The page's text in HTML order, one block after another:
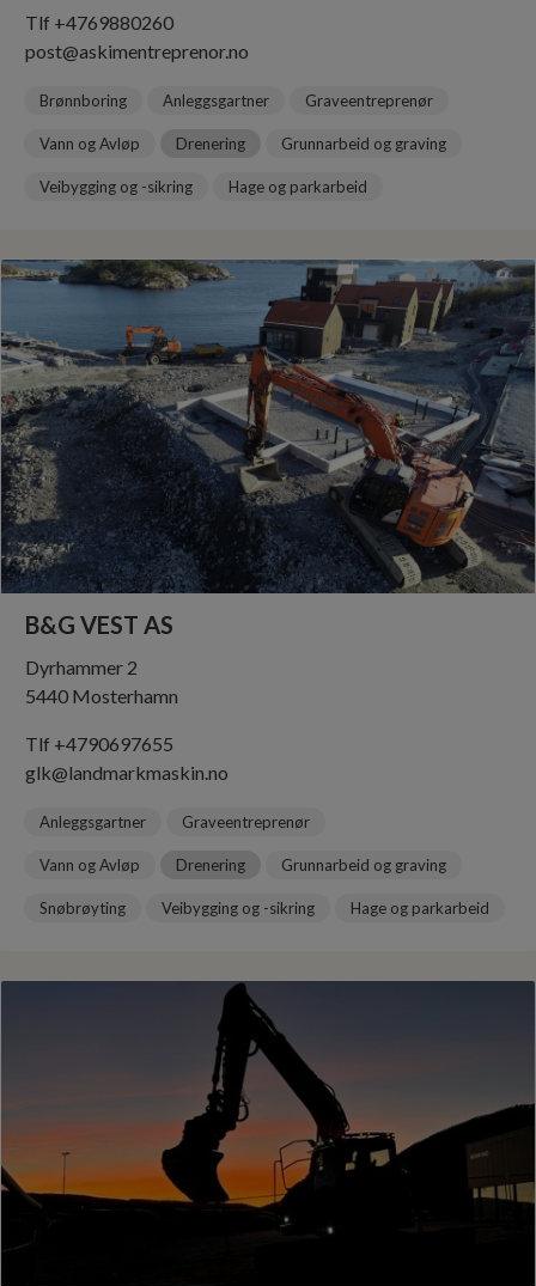
Tlf +4769880260
post@askimentreprenor.no
Graveentreprenør
Anleggsgartner
Brønnboring
Grunnarbeid og graving
Drenering
Vann og Avløp
Hage og parkarbeid
Veibygging og -sikring
B&G VEST AS
Dyrhammer 2
5440 Mosterhamn
Tlf +4790697655
glk@landmarkmaskin.no
Graveentreprenør
Anleggsgartner
Grunnarbeid og graving
Drenering
Vann og Avløp
Hage og parkarbeid
Veibygging og -sikring
Snøbrøyting